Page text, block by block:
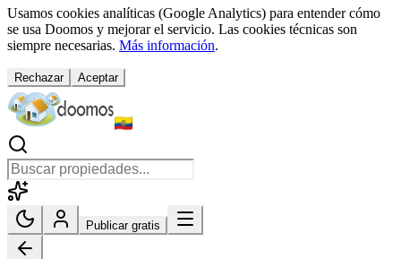
Usamos cookies analíticas (Google Analytics) para entender cómo
se usa Doomos y mejorar el servicio. Las cookies técnicas son
siempre necesarias. Más información.
Rechazar Aceptar
Publicar gratis